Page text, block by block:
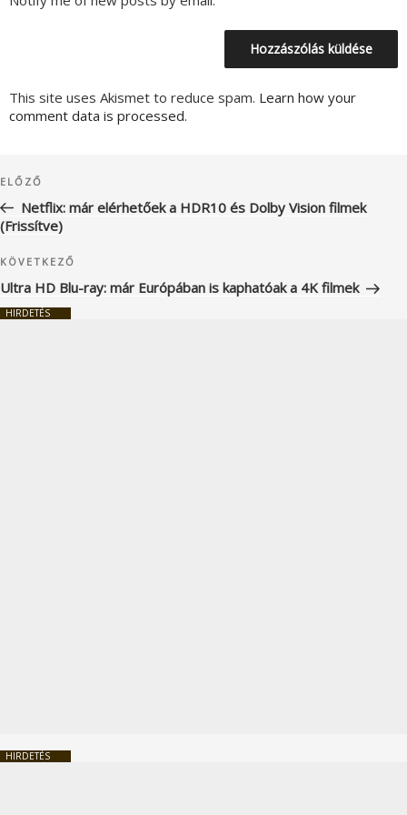
This site uses Akismet to reduce spam. Learn how your
comment data is processed.
navigáció
Korábbi
bejegyzés
ELŐZŐ
Netflix: már elérhetőek a HDR10 és Dolby Vision filmek
(Frissítve)
Következő
bejegyzés
KÖVETKEZŐ
Ultra HD Blu-ray: már Európában is kaphatóak a 4K filmek
HIRDETÉS
HIRDETÉS